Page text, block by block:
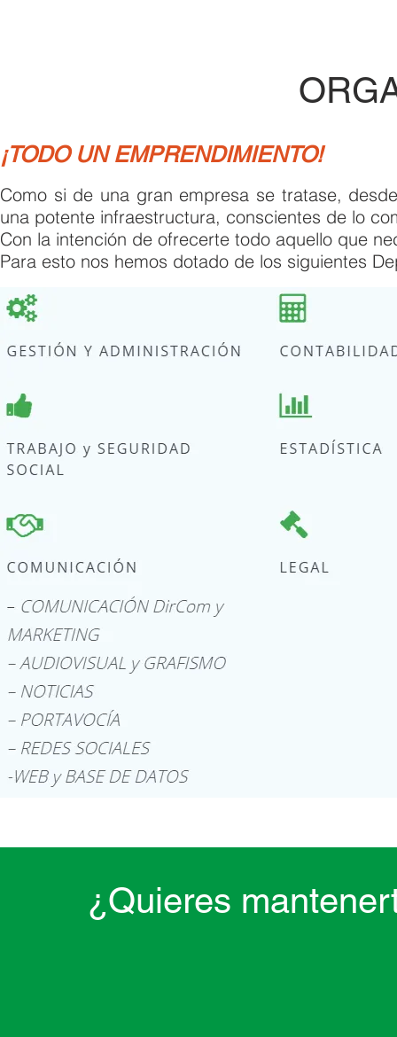
¡TODO UN EMPRENDIMIENTO!
Como si de una gran empresa se tratase,
una potente infraestructura, conscientes de lo
Con la intención de ofrecerte todo aquello que
Para esto nos hemos dotado de los siguientes
¿Quieres